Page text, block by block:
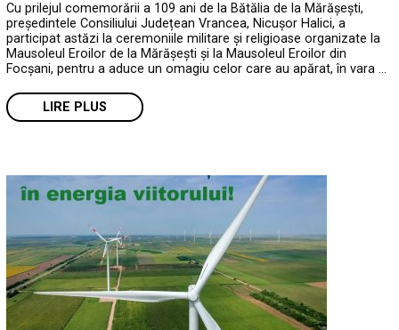
Cu prilejul comemorării a 109 ani de la Bătălia de la Mărășești,
președintele Consiliului Județean Vrancea, Nicușor Halici, a
participat astăzi la ceremoniile militare și religioase organizate la
Mausoleul Eroilor de la Mărășești și la Mausoleul Eroilor din
Focșani, pentru a aduce un omagiu celor care au apărat, în vara …
LIRE PLUS